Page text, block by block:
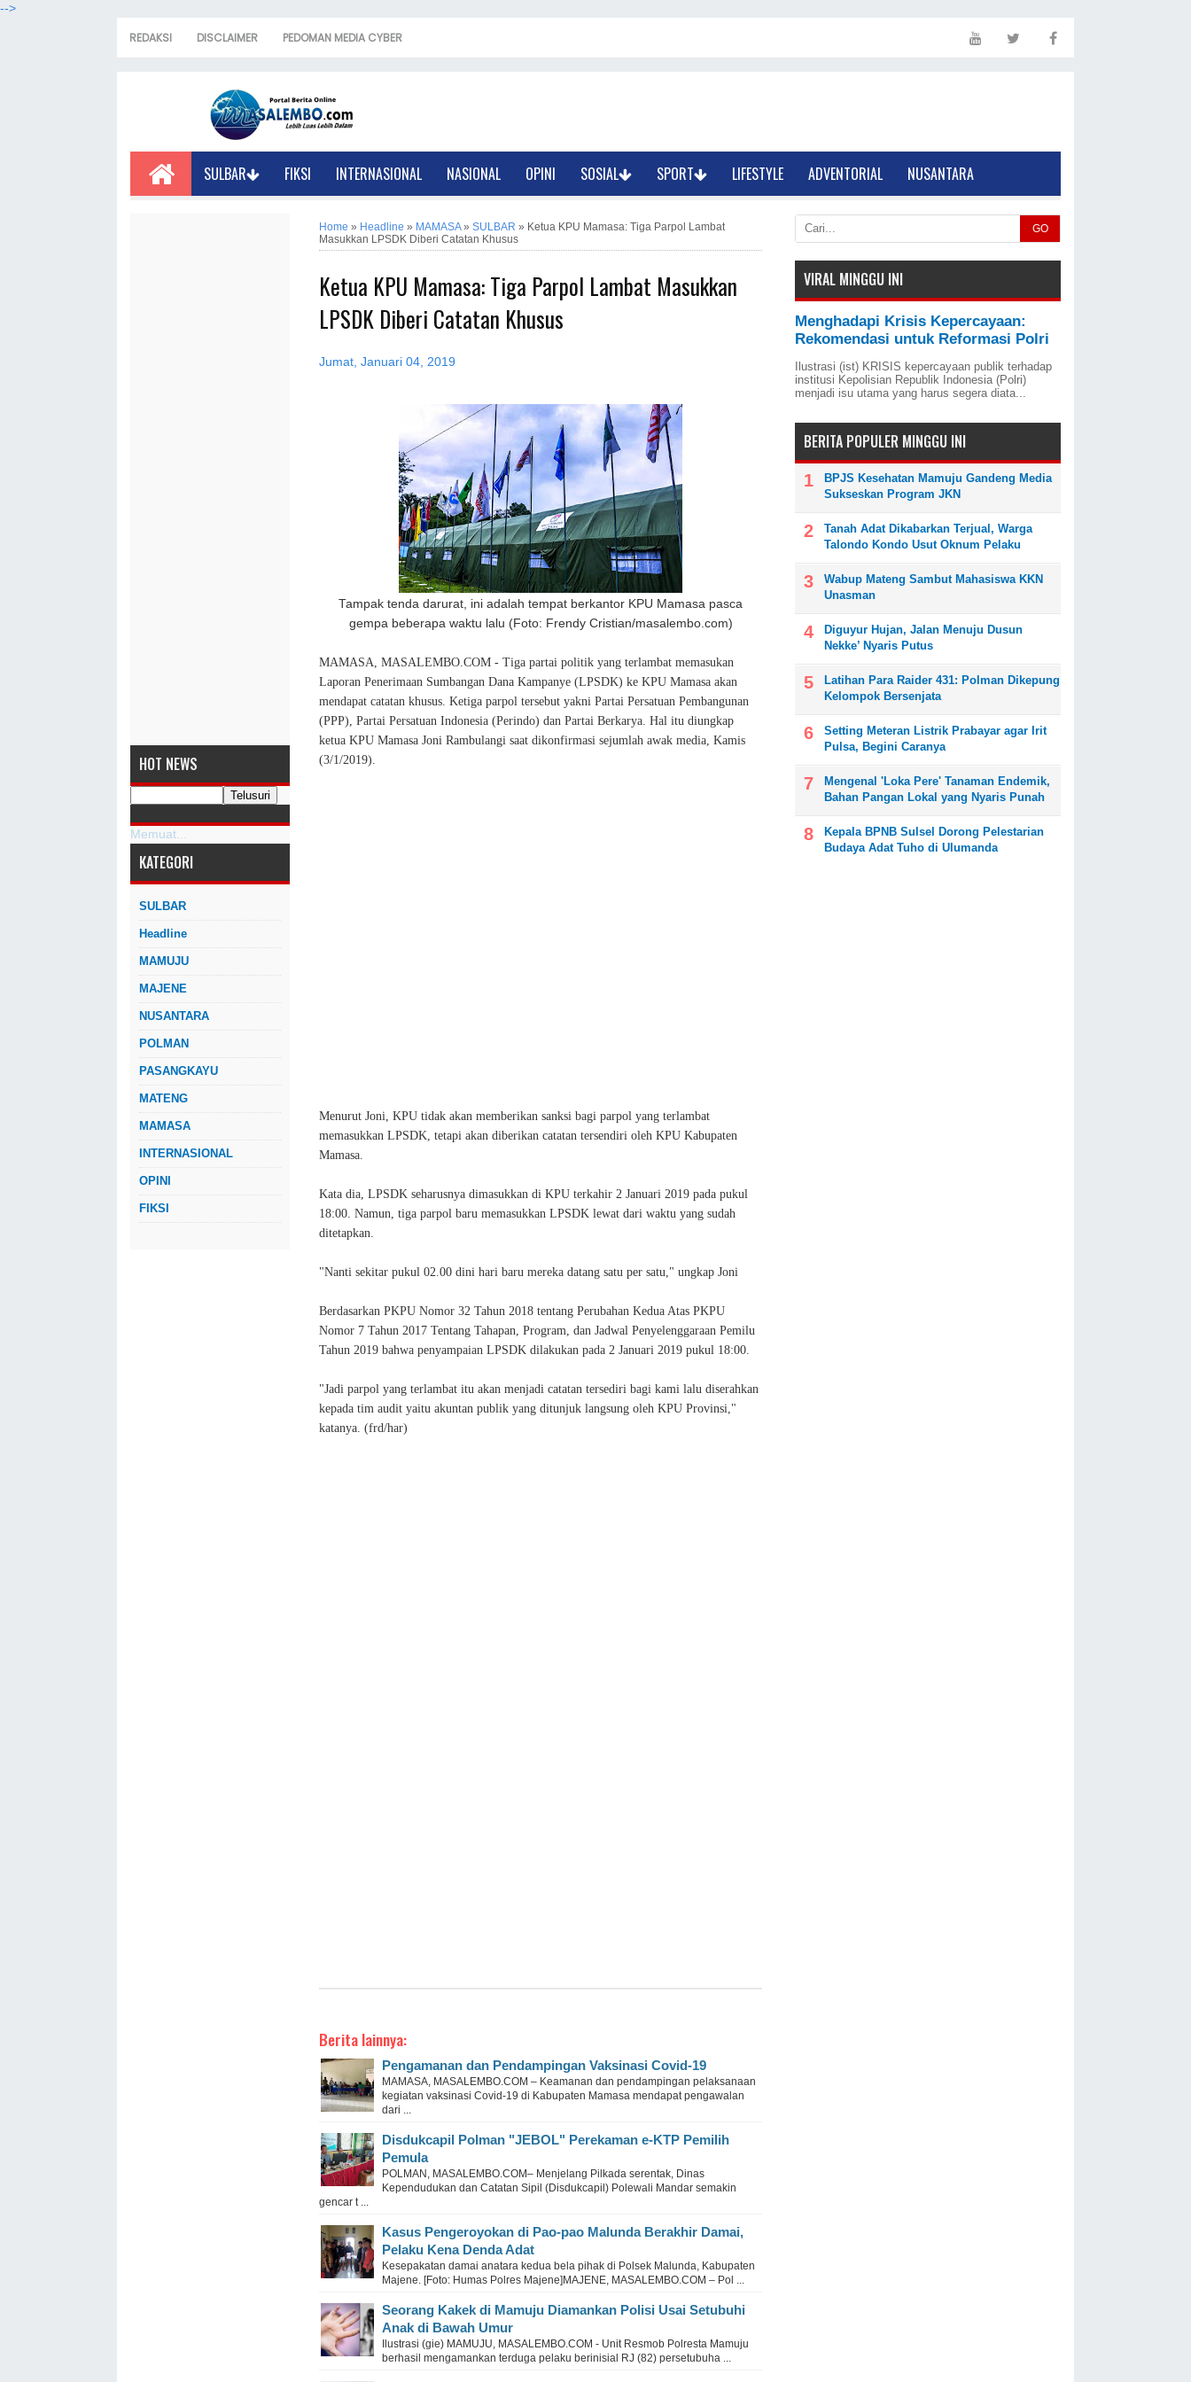
-->
REDAKSI DISCLAIMER PEDOMAN MEDIA CYBER
SULBAR FIKSI INTERNASIONAL NASIONAL OPINI SOSIAL SPORT LIFESTYLE ADVENTORIAL NUSANTARA
HOT NEWS
Memuat...
KATEGORI
SULBAR
Headline
MAMUJU
MAJENE
NUSANTARA
POLMAN
PASANGKAYU
MATENG
MAMASA
INTERNASIONAL
OPINI
FIKSI
Home » Headline » MAMASA» SULBAR » Ketua KPU Mamasa: Tiga Parpol Lambat
Masukkan LPSDK Diberi Catatan Khusus
Ketua KPU Mamasa: Tiga Parpol Lambat Masukkan
LPSDK Diberi Catatan Khusus
Jumat, Januari 04, 2019
Tampak tenda darurat, ini adalah tempat berkantor KPU Mamasa pasca
gempa beberapa waktu lalu (Foto: Frendy Cristian/masalembo.com)
MAMASA, MASALEMBO.COM - Tiga partai politik yang terlambat memasukan
Laporan Penerimaan Sumbangan Dana Kampanye (LPSDK) ke KPU Mamasa akan
mendapat catatan khusus. Ketiga parpol tersebut yakni Partai Persatuan Pembangunan
(PPP), Partai Persatuan Indonesia (Perindo) dan Partai Berkarya. Hal itu diungkap
ketua KPU Mamasa Joni Rambulangi saat dikonfirmasi sejumlah awak media, Kamis
(3/1/2019).
Menurut Joni, KPU tidak akan memberikan sanksi bagi parpol yang terlambat
memasukkan LPSDK, tetapi akan diberikan catatan tersendiri oleh KPU Kabupaten
Mamasa.
Kata dia, LPSDK seharusnya dimasukkan di KPU terkahir 2 Januari 2019 pada pukul
18:00. Namun, tiga parpol baru memasukkan LPSDK lewat dari waktu yang sudah
ditetapkan.
"Nanti sekitar pukul 02.00 dini hari baru mereka datang satu per satu," ungkap Joni
Berdasarkan PKPU Nomor 32 Tahun 2018 tentang Perubahan Kedua Atas PKPU
Nomor 7 Tahun 2017 Tentang Tahapan, Program, dan Jadwal Penyelenggaraan Pemilu
Tahun 2019 bahwa penyampaian LPSDK dilakukan pada 2 Januari 2019 pukul 18:00.
"Jadi parpol yang terlambat itu akan menjadi catatan tersediri bagi kami lalu diserahkan
kepada tim audit yaitu akuntan publik yang ditunjuk langsung oleh KPU Provinsi,"
katanya. (frd/har)
Berita lainnya:
Pengamanan dan Pendampingan Vaksinasi Covid-19
MAMASA, MASALEMBO.COM – Keamanan dan pendampingan pelaksanaan
kegiatan vaksinasi Covid-19 di Kabupaten Mamasa mendapat pengawalan
dari ...
Disdukcapil Polman "JEBOL" Perekaman e-KTP Pemilih
Pemula
POLMAN, MASALEMBO.COM– Menjelang Pilkada serentak, Dinas
Kependudukan dan Catatan Sipil (Disdukcapil) Polewali Mandar semakin
gencar t ...
Kasus Pengeroyokan di Pao-pao Malunda Berakhir Damai,
Pelaku Kena Denda Adat
Kesepakatan damai anatara kedua bela pihak di Polsek Malunda, Kabupaten
Majene. [Foto: Humas Polres Majene]MAJENE, MASALEMBO.COM – Pol ...
Seorang Kakek di Mamuju Diamankan Polisi Usai Setubuhi
Anak di Bawah Umur
Ilustrasi (gie) MAMUJU, MASALEMBO.COM - Unit Resmob Polresta Mamuju
berhasil mengamankan terduga pelaku berinisial RJ (82) persetubuha ...
GO
VIRAL MINGGU INI
Menghadapi Krisis Kepercayaan:
Rekomendasi untuk Reformasi Polri
Ilustrasi (ist) KRISIS kepercayaan publik terhadap
institusi Kepolisian Republik Indonesia (Polri)
menjadi isu utama yang harus segera diata...
BERITA POPULER MINGGU INI
BPJS Kesehatan Mamuju Gandeng Media
Sukseskan Program JKN
Tanah Adat Dikabarkan Terjual, Warga
Talondo Kondo Usut Oknum Pelaku
Wabup Mateng Sambut Mahasiswa KKN
Unasman
Diguyur Hujan, Jalan Menuju Dusun
Nekke’ Nyaris Putus
Latihan Para Raider 431: Polman Dikepung
Kelompok Bersenjata
Setting Meteran Listrik Prabayar agar Irit
Pulsa, Begini Caranya
Mengenal 'Loka Pere' Tanaman Endemik,
Bahan Pangan Lokal yang Nyaris Punah
Kepala BPNB Sulsel Dorong Pelestarian
Budaya Adat Tuho di Ulumanda